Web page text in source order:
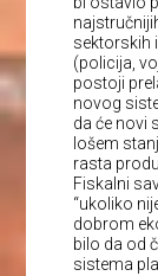
sektorskih
(policija,
postoji
novog
da će novi
lošem
rasta
Fiskalni
“ukoliko
dobrom
bilo da od
sistema